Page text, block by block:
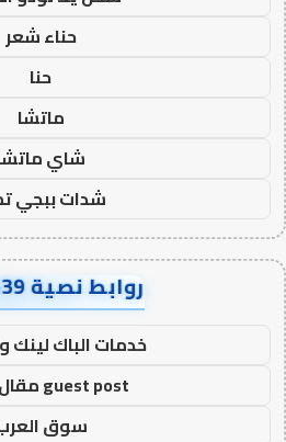
حناء شعر
حنا
ماتشا
شاي
شدات ببجي
روابط نصية AA32539
خدمات الباك
guest post مقال ضيف
سوق